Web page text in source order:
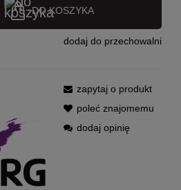
DO KOSZYKA
dodaj do przechowalni
zapytaj o produkt
poleć znajomemu
dodaj opinię